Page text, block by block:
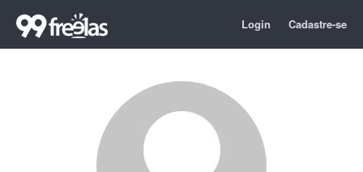
Login Cadastre-se